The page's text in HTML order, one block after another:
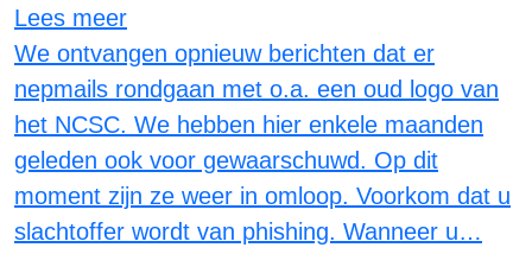
Lees meer
We ontvangen opnieuw berichten dat er
nepmails rondgaan met o.a. een oud logo van
het NCSC. We hebben hier enkele maanden
geleden ook voor gewaarschuwd. Op dit
moment zijn ze weer in omloop. Voorkom dat u
slachtoffer wordt van phishing. Wanneer u…